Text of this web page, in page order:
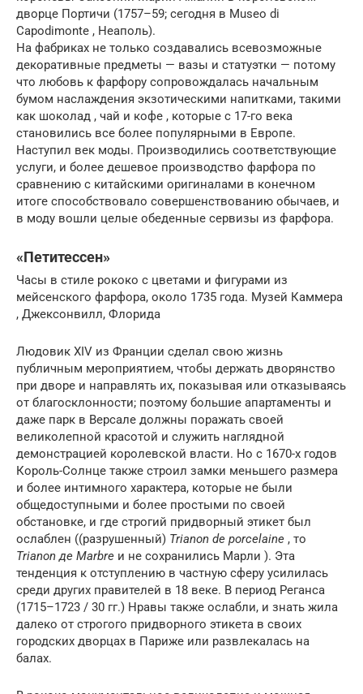
дворце Портичи (1757–59; сегодня в Museo di
Capodimonte , Неаполь).
На фабриках не только создавались всевозможные
декоративные предметы — вазы и статуэтки — потому
что любовь к фарфору сопровождалась начальным
бумом наслаждения экзотическими напитками, такими
как шоколад , чай и кофе , которые с 17-го века
становились все более популярными в Европе.
Наступил век моды. Производились соответствующие
услуги, и более дешевое производство фарфора по
сравнению с китайскими оригиналами в конечном
итоге способствовало совершенствованию обычаев, и
в моду вошли целые обеденные сервизы из фарфора.
«Петитессен»
Часы в стиле рококо с цветами и фигурами из
мейсенского фарфора, около 1735 года. Музей Каммера
, Джексонвилл, Флорида
Людовик XIV из Франции сделал свою жизнь
публичным мероприятием, чтобы держать дворянство
при дворе и направлять их, показывая или отказываясь
от благосклонности; поэтому большие апартаменты и
даже парк в Версале должны поражать своей
великолепной красотой и служить наглядной
демонстрацией королевской власти. Но с 1670-х годов
Король-Солнце также строил замки меньшего размера
и более интимного характера, которые не были
общедоступными и более простыми по своей
обстановке, и где строгий придворный этикет был
ослаблен ((разрушенный) Trianon de porcelaine , то
Trianon де Marbre и не сохранились Марли ). Эта
тенденция к отступлению в частную сферу усилилась
среди других правителей в 18 веке. В период Реганса
(1715–1723 / 30 гг.) Нравы также ослабли, и знать жила
далеко от строгого придворного этикета в своих
городских дворцах в Париже или развлекалась на
балах.